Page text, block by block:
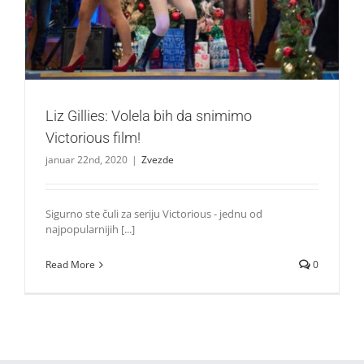
Liz Gillies: Volela bih da snimimo
Victorious film!
januar 22nd, 2020 | Zvezde
Sigurno ste čuli za seriju Victorious - jednu od
najpopularnijih [...]
Read More 0